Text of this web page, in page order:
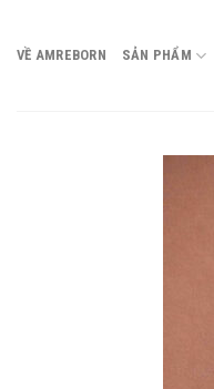
VỀ AMREBORN SẢN PHẨM